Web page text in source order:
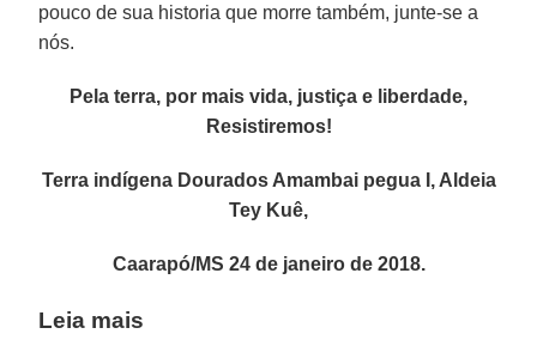
pouco de sua historia que morre também, junte-se a
nós.
Pela terra, por mais vida, justiça e liberdade,
Resistiremos!
Terra indígena Dourados Amambai pegua I, Aldeia
Tey Kuê,
Caarapó/MS 24 de janeiro de 2018.
Leia mais